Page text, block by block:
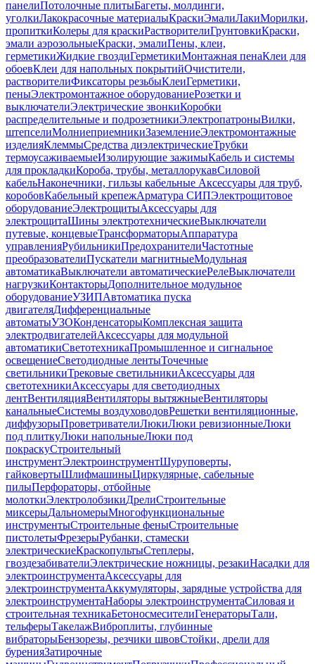
панелиПотолочные плитыБагеты, молдинги,
уголкиЛакокрасочные материалыКраскиЭмалиЛакиМорилки,
пропиткиКолеры для краскиРастворителиГрунтовкиКраски,
эмали аэрозольныеКраски, эмалиПены, клеи,
герметикиЖидкие гвоздиГерметикиМонтажная пенаКлеи для
обоевКлеи для напольных покрытийОчистители,
растворителиФиксаторы резьбыКлеиГерметики,
пеныЭлектромонтажное оборудованиеРозетки и
выключателиЭлектрические звонкиКоробки
распределительные и подрозетникиЭлектропатроныВилки,
штепселиМолниеприемникиЗаземлениеЭлектромонтажные
изделияКлеммыСредства диэлектрическиеТрубки
термоусаживаемыеИзолирующие зажимыКабель и системы
для прокладкиКороба, трубы, металлорукавСиловой
кабельНаконечники, гильзы кабельные Аксессуары для труб,
коробовКабельный крепежАрматура СИПЭлектрощитовое
оборудованиеЭлектрощитыАксессуары для
электрощитаШины электротехническиеВыключатели
путевые, концевыеТрансформаторыАппаратура
управленияРубильникиПредохранителиЧастотные
преобразователиПускатели магнитныеМодульная
автоматикаВыключатели автоматическиеРелеВыключатели
нагрузкиКонтакторыДополнительное модульное
оборудованиеУЗИПАвтоматика пуска
двигателяДифференциальные
автоматыУЗОКонденсаторыКомплексная защита
электродвигателейАксессуары для модульной
автоматикиСветотехникаПромышленное и сигнальное
освещениеСветодиодные лентыТочечные
светильникиТрековые светильникиАксессуары для
светотехникиАксессуары для светодиодных
лентВентиляцияВентиляторы вытяжныеВентиляторы
канальныеСистемы воздуховодовРешетки вентиляционные,
диффузорыПроветривателиЛюкиЛюки ревизионныеЛюки
под плиткуЛюки напольныеЛюки под
покраскуСтроительный
инструментЭлектроинструментШуруповерты,
гайковертыШлифмашиныЦиркулярные, сабельные
пилыПерфораторы, отбойные
молоткиЭлектролобзикиДрелиСтроительные
миксерыДальномерыМногофункциональные
инструментыСтроительные феныСтроительные
пистолетыФрезерыРубанки, стамески
электрическиеКраскопультыСтеплеры,
гвоздезабивателиЭлектрические ножницы, резакиНасадки для
электроинструментаАксессуары для
электроинструментаАккумуляторы, зарядные устройства для
электроинструментаНаборы электроинструментаСиловая и
строительная техникаБетоносмесителиГенераторыТали,
тельферыТакелажВиброплиты, глубинные
вибраторыБензорезы, резчики швовСтойки, дрели для
буренияЗатирочные